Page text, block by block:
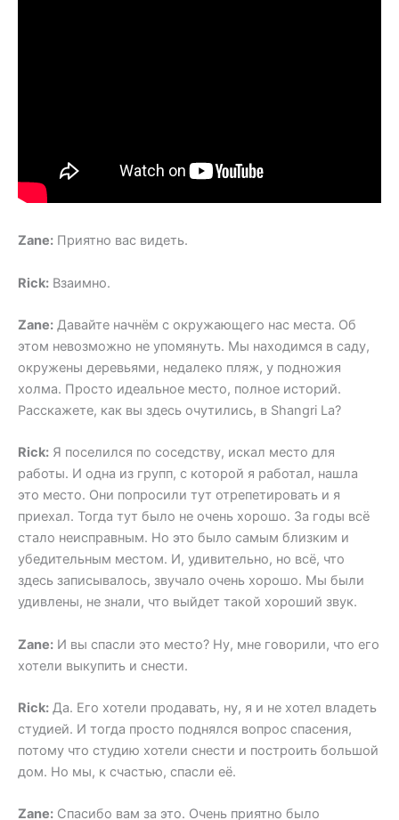
Zane: Приятно вас видеть.
Rick: Взаимно.
Zane: Давайте начнём с окружающего нас места. Об
этом невозможно не упомянуть. Мы находимся в саду,
окружены деревьями, недалеко пляж, у подножия
холма. Просто идеальное место, полное историй.
Расскажете, как вы здесь очутились, в Shangri La?
Rick: Я поселился по соседству, искал место для
работы. И одна из групп, с которой я работал, нашла
это место. Они попросили тут отрепетировать и я
приехал. Тогда тут было не очень хорошо. За годы всё
стало неисправным. Но это было самым близким и
убедительным местом. И, удивительно, но всё, что
здесь записывалось, звучало очень хорошо. Мы были
удивлены, не знали, что выйдет такой хороший звук.
Zane: И вы спасли это место? Ну, мне говорили, что его
хотели выкупить и снести.
Rick: Да. Его хотели продавать, ну, я и не хотел владеть
студией. И тогда просто поднялся вопрос спасения,
потому что студию хотели снести и построить большой
дом. Но мы, к счастью, спасли её.
Zane: Спасибо вам за это. Очень приятно было